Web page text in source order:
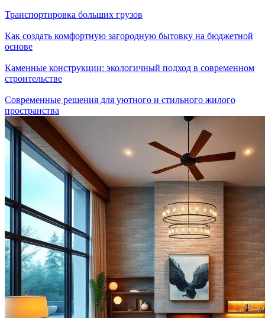
Транспортировка больших грузов
Как создать комфортную загородную бытовку на бюджетной
основе
Каменные конструкции: экологичный подход в современном
строительстве
Современные решения для уютного и стильного жилого
пространства